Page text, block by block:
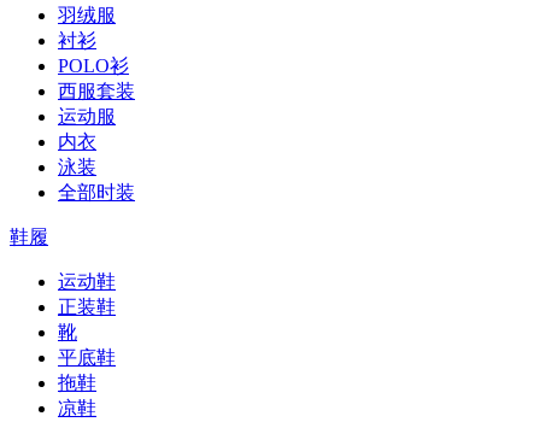
羽绒服
衬衫
POLO衫
西服套装
运动服
内衣
泳装
全部时装
鞋履
运动鞋
正装鞋
靴
平底鞋
拖鞋
凉鞋